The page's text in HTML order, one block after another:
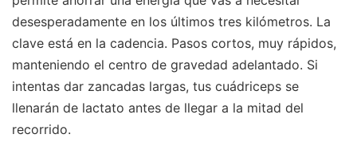
desesperadamente en los últimos tres kilómetros. La
clave está en la cadencia. Pasos cortos, muy rápidos,
manteniendo el centro de gravedad adelantado. Si
intentas dar zancadas largas, tus cuádriceps se
llenarán de lactato antes de llegar a la mitad del
recorrido.